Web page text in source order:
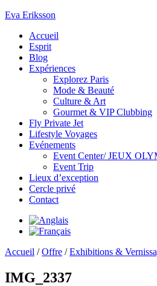
Eva Eriksson
Accueil
Esprit
Blog
Expériences
Explorez Paris
Mode & Beauté
Culture & Art
Gourmet & VIP Clubbing
Fly Private Jet
Lifestyle Voyages
Evénements
Event Center/ JEUX
Event Trip
Lieux d’exception
Cercle privé
Contact
Accueil /Offre /Exhibitions &
IMG_2337